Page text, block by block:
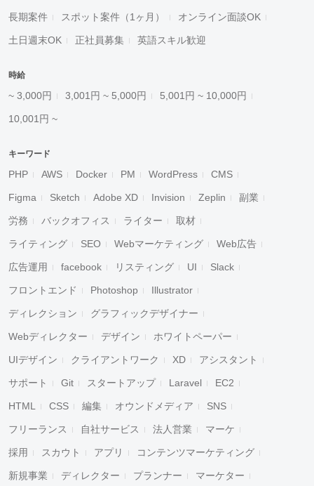
長期案件 スポット案件（1ヶ月） オンライン面談OK
土日週末OK 正社員募集 英語スキル歓迎
時給
~ 3,000円 3,001円 ~ 5,000円 5,001円 ~ 10,000円
10,001円 ~
キーワード
PHP AWS Docker PM WordPress CMS
Figma Sketch Adobe XD Invision Zeplin 副業
労務 バックオフィス ライター 取材
ライティング SEO Webマーケティング Web広告
広告運用 facebook リスティング UI Slack
フロントエンド Photoshop Illustrator
ディレクション グラフィックデザイナー
Webディレクター デザイン ホワイトペーパー
UIデザイン クライアントワーク XD アシスタント
サポート Git スタートアップ Laravel EC2
HTML CSS 編集 オウンドメディア SNS
フリーランス 自社サービス 法人営業 マーケ
採用 スカウト アプリ コンテンツマーケティング
新規事業 ディレクター プランナー マーケター